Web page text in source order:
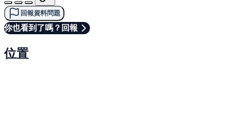
回報資料問題
你也看到了嗎？回報
位置